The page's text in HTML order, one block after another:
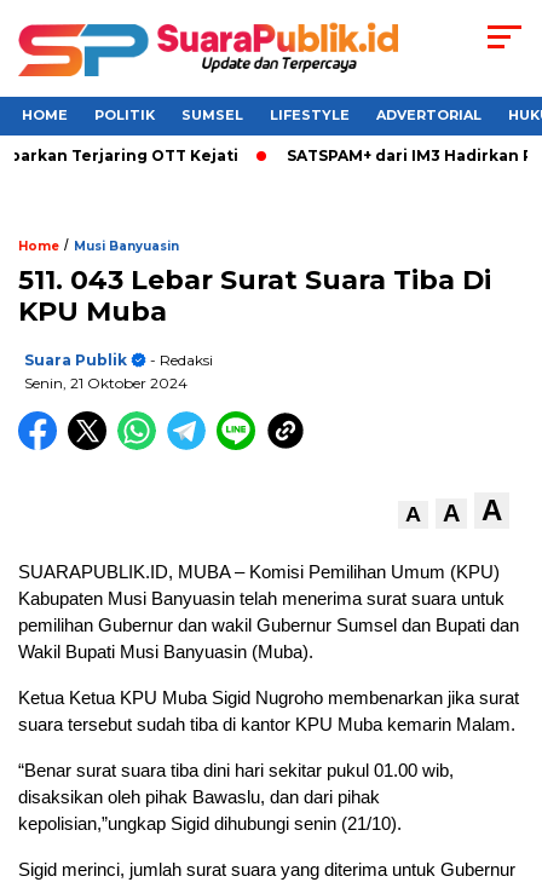
HOME POLITIK SUMSEL LIFESTYLE ADVERTORIAL
Terjaring OTT Kejati SATSPAM+ dari IM3 Hadirkan
Home / Musi Banyuasin
511. 043 Lebar Surat Suara Tiba Di
KPU Muba
Suara Publik
- Redaksi
Senin, 21 Oktober 2024
A A A
SUARAPUBLIK.ID, MUBA – Komisi Pemilihan Umum (KPU)
Kabupaten Musi Banyuasin telah menerima surat suara untuk
pemilihan Gubernur dan wakil Gubernur Sumsel dan Bupati dan
Wakil Bupati Musi Banyuasin (Muba).
Ketua Ketua KPU Muba Sigid Nugroho membenarkan jika surat
suara tersebut sudah tiba di kantor KPU Muba kemarin Malam.
“Benar surat suara tiba dini hari sekitar pukul 01.00 wib,
disaksikan oleh pihak Bawaslu, dan dari pihak
kepolisian,”ungkap Sigid dihubungi senin (21/10).
Sigid merinci, jumlah surat suara yang diterima untuk Gubernur